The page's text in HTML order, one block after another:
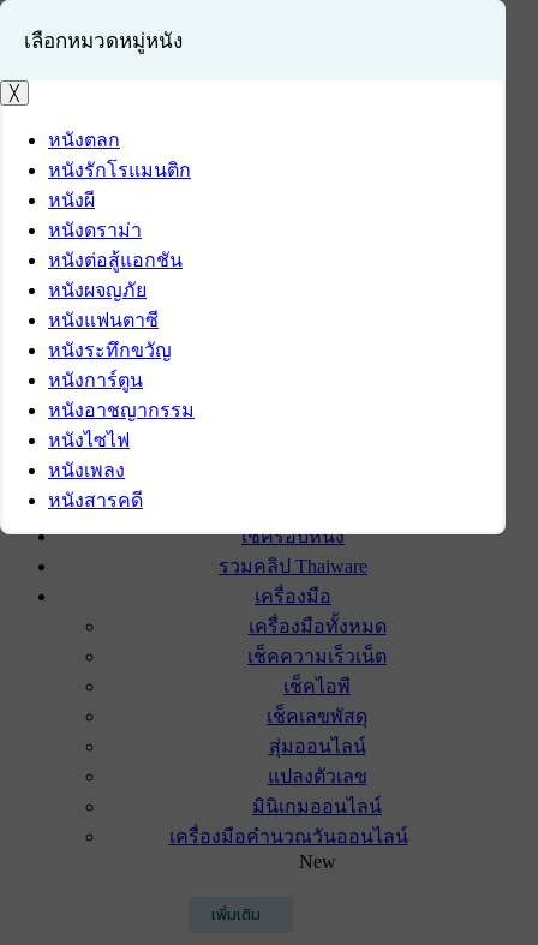
เข้าสู่ระบบ
สมัครสมาชิก
เช็ครอบหนัง
รวมคลิป Thaiware
เครื่องมือ
เครื่องมือทั้งหมด
เช็คความเร็วเน็ต
เช็คไอพี
เช็คเลขพัสดุ
สุ่มออนไลน์
แปลงตัวเลข
มินิเกมออนไลน์
เครื่องมือคำนวณวันออนไลน์
New
เพิ่มเติม
เลือกหมวดหมู่หนัง
╳
หนังตลก
หนังรักโรแมนติก
หนังผี
หนังดราม่า
หนังต่อสู้แอกชัน
หนังผจญภัย
หนังแฟนตาซี
หนังระทึกขวัญ
หนังการ์ตูน
หนังอาชญากรรม
หนังไซไฟ
หนังเพลง
หนังสารคดี